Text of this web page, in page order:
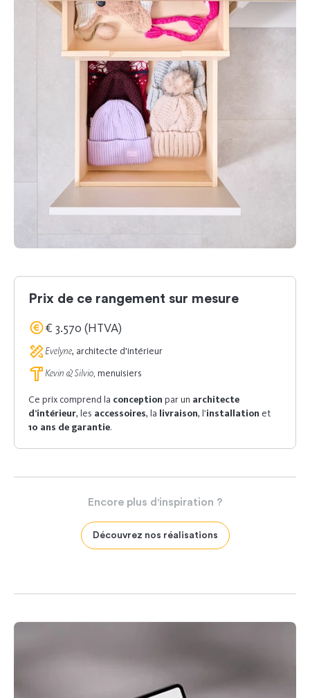
Prix de ce rangement sur mesure
€ 3.570 (HTVA)
Evelyne, architecte d'intérieur
Kevin & Silvio, menuisiers
Ce prix comprend la conception par un architecte
d’intérieur, les accessoires, la livraison, l’installation et
10 ans de garantie.
Encore plus d'inspiration ?
Découvrez nos réalisations